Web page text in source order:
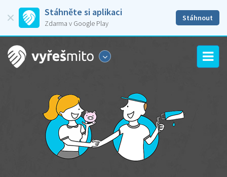
Stáhněte si aplikaci
Zdarma v Google Play
Stáhnout